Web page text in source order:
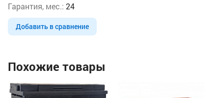
Гарантия, мес.: 24
Добавить в сравнение
Похожие товары